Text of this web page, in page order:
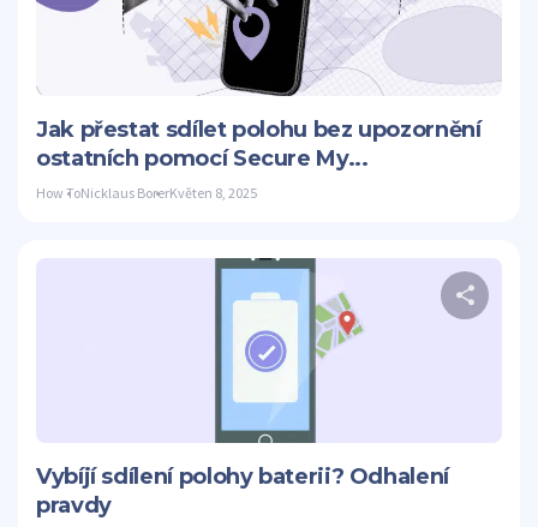
Jak přestat sdílet polohu bez upozornění
ostatních pomocí Secure My...
How ToNicklaus BorerKvěten 8, 2025
Vybíjí sdílení polohy baterii? Odhalení
pravdy